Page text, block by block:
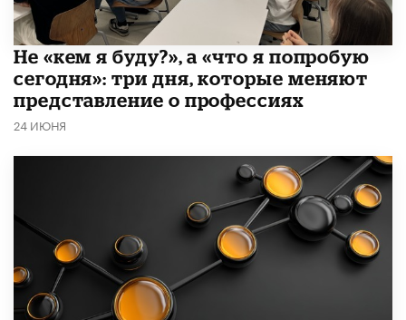
Не «кем я буду?», а «что я попробую
сегодня»: три дня, которые меняют
представление о профессиях
24 ИЮНЯ